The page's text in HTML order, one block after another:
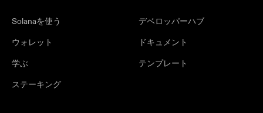
Solanaを使う
ウォレット
学ぶ
ステーキング
デベロッパーハブ
ドキュメント
テンプレート